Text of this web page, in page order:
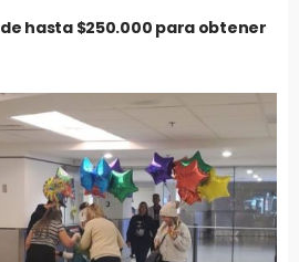
de hasta $250.000 para obtener